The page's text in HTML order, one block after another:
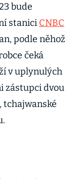
bude
stanici CNBC
podle něhož
čeká
v uplynulých
zástupci dvou
tchajwanské